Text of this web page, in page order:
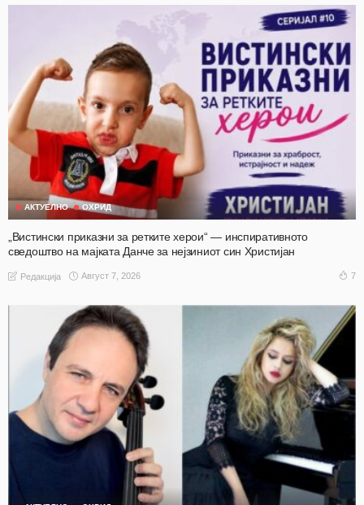
АКТУЕЛНО ОХРИД
„Вистински приказни за ретките херои“ — инспиративното
сведоштво на мајката Данче за нејзиниот син Христијан
Редакција Август 7, 2026 7